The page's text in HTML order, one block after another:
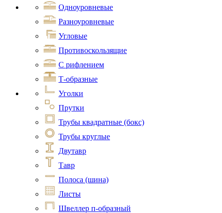
Одноуровневые
Разноуровневые
Угловые
Противоскользящие
С рифлением
Т-образные
Уголки
Прутки
Трубы квадратные (бокс)
Трубы круглые
Двутавр
Тавр
Полоса (шина)
Листы
Швеллер п-образный